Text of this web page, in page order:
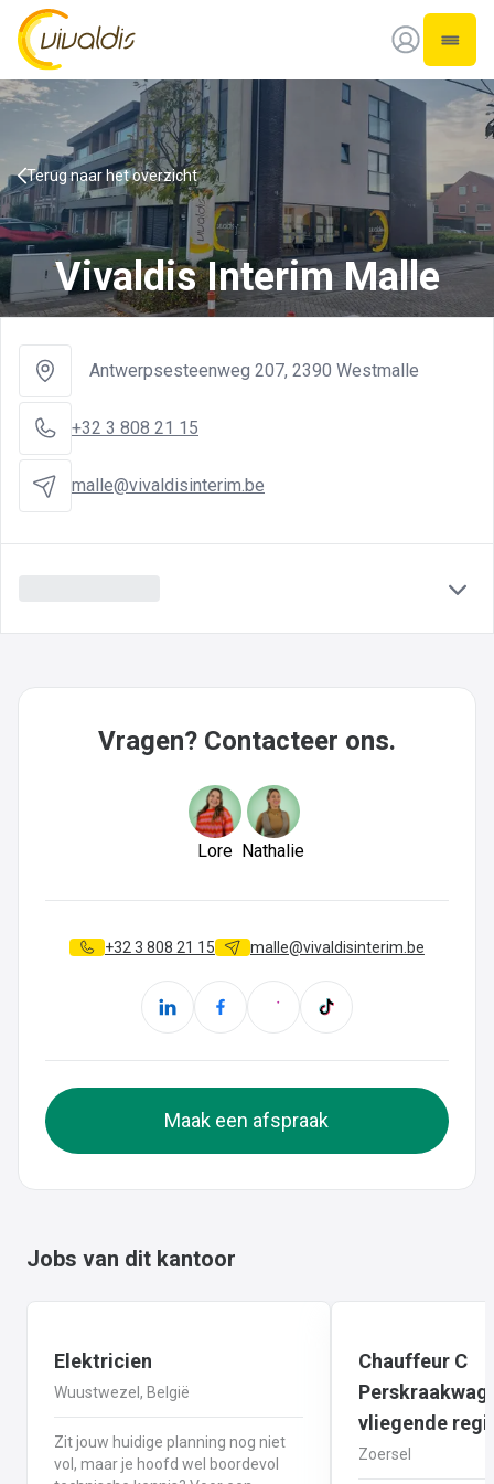
Vivaldis Interim
Open
Terug naar het overzicht
Vivaldis Interim Malle
Antwerpsesteenweg 207, 2390 Westmalle
+32 3 808 21 15
malle@vivaldisinterim.be
Vragen? Contacteer ons.
Lore Nathalie
+32 3 808 21 15 malle@vivaldisinterim.be
Maak een afspraak
Jobs van dit kantoor
Elektricien
Wuustwezel, België
Zit jouw huidige planning nog niet
vol, maar je hoofd wel boordevol
Chauffeur C
vliegende
Zoersel